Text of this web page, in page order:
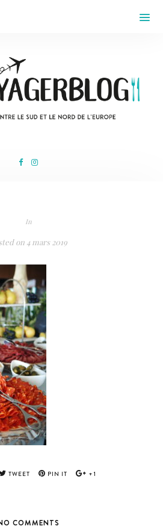
In
on 4 mars 2019
TWEET PIN IT +1
COMMENTS